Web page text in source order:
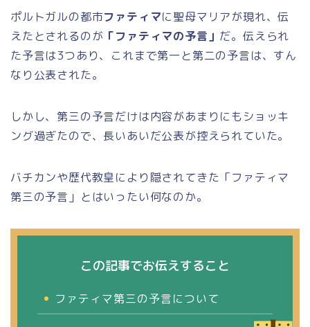
ポルトガルの都市ファティマに聖母マリアが現れ、伝
えたとされるのが 「ファティマの予言」 だ。伝えられ
た予言は3つあり、これまで第一と第二の予言は、すん
なり公表された。
しかし、第三の予言だけは内容があまりにもショッキ
ング過ぎたので、長いあいだ公表が控えられていた。
バチカンや歴代教皇により隠されてきた「ファティマ
第三の予言」とはいったい何なのか。
この記事でお伝えすること
ファティマ第三の予言について